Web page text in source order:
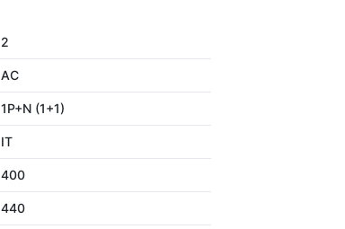
2
AC
1P+N (1+1)
IT
400
440